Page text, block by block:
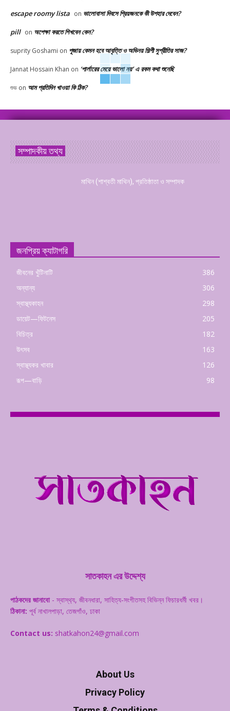
escape roomy lista on ভালোবাসা দিবসে প্রিয়জনকে কী উপহার দেবেন?
pill on অপেক্ষা করতে শিখবেন কেন?
suprity Goshami on পূজায় কেমন হবে আবৃত্তি ও অভিনয় শিল্পী সুপ্রীতির সাজ?
Jannat Hossain Khan on ‘পার্লারের মেয়ে ভালো নয়’ এ রকম কথা শুনেছি
শুভ on আম প্রতিদিন খাওয়া কি ঠিক?
সম্পাদকীয় তথ্য
মাথিন (শাশ্বতী মাথিন), প্রতিষ্ঠাতা ও সম্পাদক
জনপ্রিয় ক্যাটাগরি
জীবনের খুঁটিনাটি
386
অন্যান্য
306
স্বাস্থ্যকাহন
298
ডায়েট—ফিটনেস
205
বিচিত্র
182
উৎসব
163
স্বাস্থ্যকর খাবার
126
রূপ—বাড়ি
98
সাতকাহন এর উদ্দেশ্য
পাঠকদের জানাবো - স্বাস্থ‌্য, জীবনধারা, সাহিত্য-সংগীতসহ বিভিন্ন ফিচারধর্মী খবর।
ঠিকানা: পূর্ব নাখালপাড়া, তেজগাঁও, ঢাকা
Contact us: shatkahon24@gmail.com
About Us
Privacy Policy